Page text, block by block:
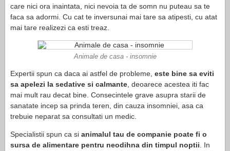
care nici ora inaintata, nici nevoia ta de somn nu puteau sa te
faca sa adormi. Cu cat te inversunai mai tare sa atipesti, cu atat
mai tare realizezi ca esti treaz.
Animale de casa - insomnie
Expertii spun ca daca ai astfel de probleme, este bine sa eviti
sa apelezi la sedative si calmante , deoarece acestea iti fac
mai mult rau decat bine. Consecintele grave asupra starii de
sanatate incep sa prinda teren, din cauza insomniei, asa ca
trebuie neparat sa consultati un medic.
Specialistii spun ca si animalul tau de companie poate fi o
sursa de alimentare pentru neodihna din timpul noptii . In